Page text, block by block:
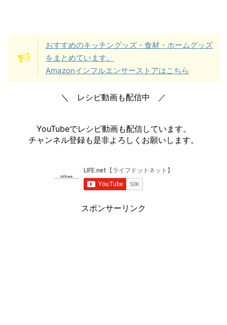
おすすめのキッチングッズ・食材・ホームグッズ
をまとめています。
Amazonインフルエンサーストアはこちら
＼ レシピ動画も配信中 ／
YouTubeでレシピ動画も配信しています。
チャンネル登録も是非よろしくお願いします。
スポンサーリンク